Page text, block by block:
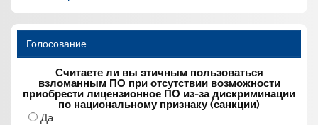
Голосование
Считаете ли вы этичным пользоваться
взломанным ПО при отсутствии возможности
приобрести лицензионное ПО из-за дискриминации
по национальному признаку (санкции)
Да